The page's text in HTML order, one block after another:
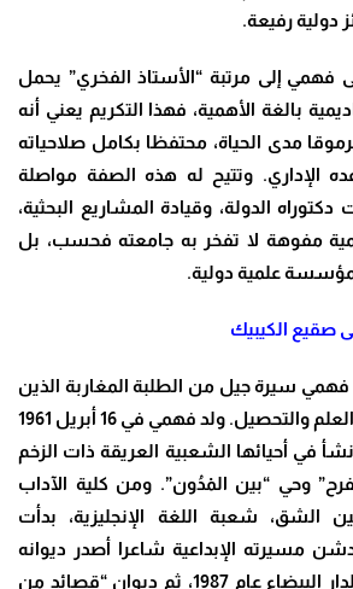
دولية رفيعة.
فهمي إلى مرتبة “الأستاذ الفخري” يحمل
بالغة الأهمية، فهذا التكريم يعني أنه
مدى الحياة، محتفظا بكامل صلاحياته
الإداري. وتتيح له هذه الصفة مواصلة
الدولة، وقيادة المشاريع البحثية،
مفوهة لا تفخر به جامعته فحسب، بل
علمية دولية.
صقيع الكيبيك
سيرة جيل من الطلبة المغاربة الذين
قاوموا من أجل كرامة العلم والتحصيل. ولد فهمي في 16 أبريل 1961
ونشأ في أحيائها الشعبية العريقة ذات الزخم
وحي “بين المْدُون”. ومن كلية الآداب
الشق، شعبة اللغة الإنجليزية، بدأت
مسيرته الإبداعية شاعرا أصدر ديوانه
الأول “آخر العنادل” بالدار البيضاء عام 1987، ثم ديوان “قصائد من